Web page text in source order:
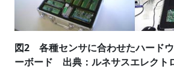
図2 各種センサに合わせたハード
ーボード 出典：ルネサスエレクト